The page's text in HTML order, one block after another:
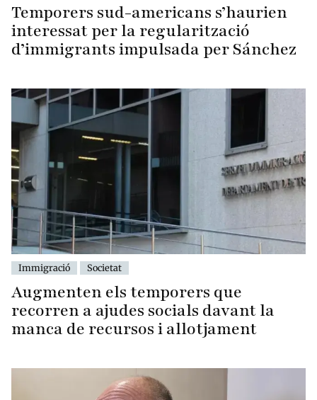
Temporers sud-americans s’haurien
interessat per la regularització
d’immigrants impulsada per Sánchez
Immigració Societat
Augmenten els temporers que
recorren a ajudes socials davant la
manca de recursos i allotjament